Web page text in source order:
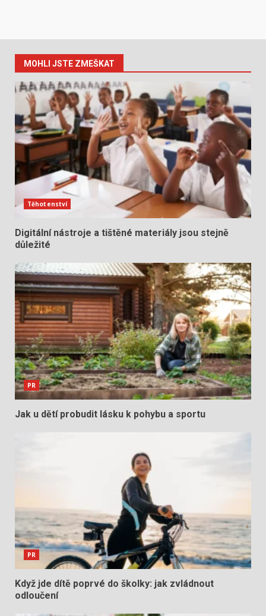
MOHLI JSTE ZMEŠKAT
Těhotenství
Digitální nástroje a tištěné materiály jsou stejně
důležité
PR
Jak u dětí probudit lásku k pohybu a sportu
PR
Když jde dítě poprvé do školky: jak zvládnout
odloučení